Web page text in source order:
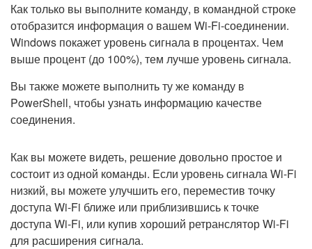
Как только вы выполните команду, в командной строке
отобразится информация о вашем Wi-Fi-соединении.
Windows покажет уровень сигнала в процентах. Чем
выше процент (до 100%), тем лучше уровень сигнала.
Вы также можете выполнить ту же команду в
PowerShell, чтобы узнать информацию качестве
соединения.
Как вы можете видеть, решение довольно простое и
состоит из одной команды. Если уровень сигнала Wi-Fi
низкий, вы можете улучшить его, переместив точку
доступа Wi-Fi ближе или приблизившись к точке
доступа Wi-Fi, или купив хороший ретранслятор Wi-Fi
для расширения сигнала.